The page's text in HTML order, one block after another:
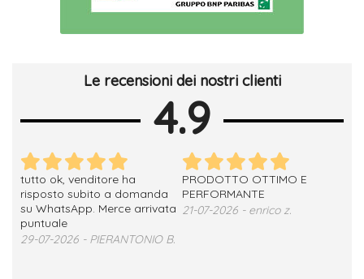
Le recensioni dei nostri clienti
4.9
tutto ok, venditore ha
risposto subito a domanda
su WhatsApp. Merce arrivata
puntuale
29-07-2026 - PIERANTONIO B.
PRODOTTO OTTIMO E
PERFORMANTE
21-07-2026 - enrico z.